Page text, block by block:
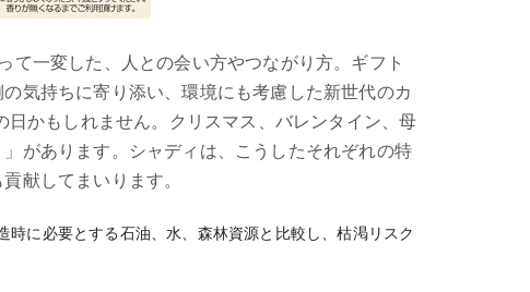
て一変した、人との会い方やつながり方。ギフト
気持ちに寄り添い、環境にも考慮した新世代のカ
かもしれません。クリスマス、バレンタイン、母
があります。シャディは、こうしたそれぞれの特
献してまいります。
に必要とする石油、水、森林資源と比較し、枯渇リスク